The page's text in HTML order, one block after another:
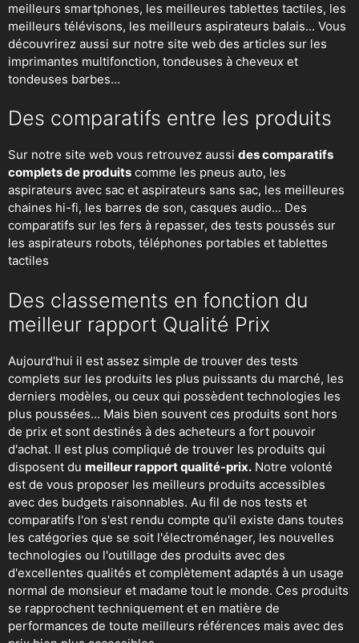
meilleurs smartphones, les meilleures tablettes tactiles, les
meilleurs télévisons, les meilleurs aspirateurs balais... Vous
découvrirez aussi sur notre site web des articles sur les
imprimantes multifonction, tondeuses à cheveux et
tondeuses barbes...
Des comparatifs entre les produits
Sur notre site web vous retrouvez aussi des comparatifs
complets de produits comme les pneus auto, les
aspirateurs avec sac et aspirateurs sans sac, les meilleures
chaines hi-fi, les barres de son, casques audio... Des
comparatifs sur les fers à repasser, des tests poussés sur
les aspirateurs robots, téléphones portables et tablettes
tactiles
Des classements en fonction du
meilleur rapport Qualité Prix
Aujourd'hui il est assez simple de trouver des tests
complets sur les produits les plus puissants du marché, les
derniers modèles, ou ceux qui possèdent technologies les
plus poussées... Mais bien souvent ces produits sont hors
de prix et sont destinés à des acheteurs a fort pouvoir
d'achat. Il est plus compliqué de trouver les produits qui
disposent du meilleur rapport qualité-prix. Notre volonté
est de vous proposer les meilleurs produits accessibles
avec des budgets raisonnables. Au fil de nos tests et
comparatifs l'on s'est rendu compte qu'il existe dans toutes
les catégories que se soit l'électroménager, les nouvelles
technologies ou l'outillage des produits avec des
d'excellentes qualités et complètement adaptés à un usage
normal de monsieur et madame tout le monde. Ces produits
se rapprochent techniquement et en matière de
performances de toute meilleurs références mais avec des